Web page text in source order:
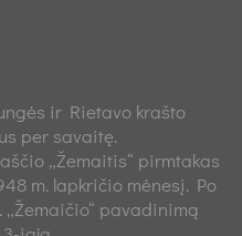
ir Rietavo krašto
per savaitę.
„Žemaitis“ pirmtakas
m. lapkričio mėnesį. Po
pavadinimą